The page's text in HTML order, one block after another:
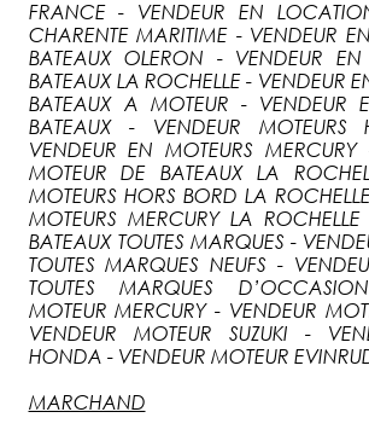
FRANCE - VENDEUR EN
CHARENTE MARITIME - VENDEUR
BATEAUX OLERON - VENDEUR
BATEAUX LA ROCHELLE - VENDEUR
BATEAUX A MOTEUR - VENDEUR
BATEAUX - VENDEUR
VENDEUR EN MOTEURS
MOTEUR DE BATEAUX LA
MOTEURS HORS BORD LA
MOTEURS MERCURY LA
BATEAUX TOUTES MARQUES -
TOUTES MARQUES NEUFS -
TOUTES MARQUES
MOTEUR MERCURY - VENDEUR
VENDEUR MOTEUR SUZUKI -
HONDA - VENDEUR MOTEUR
MARCHAND